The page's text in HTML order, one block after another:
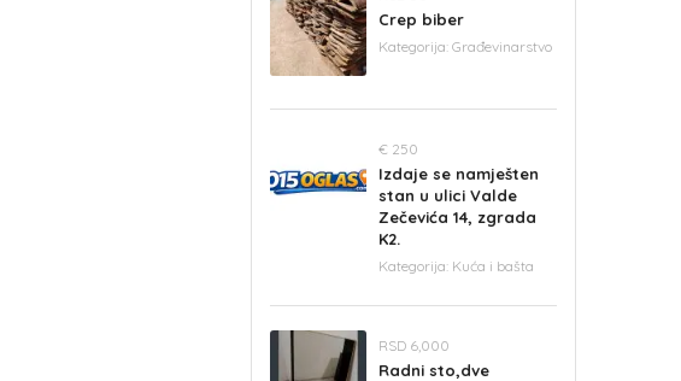
Crep biber
Kategorija: Građevinarstvo
€ 250
Izdaje se namješten
stan u ulici Valde
Zečevića 14, zgrada
K2.
Kategorija: Kuća i bašta
RSD 6,000
Radni sto,dve